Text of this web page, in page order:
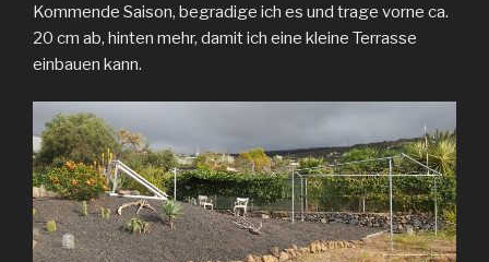
Kommende Saison, begradige ich es und trage vorne ca.
20 cm ab, hinten mehr, damit ich eine kleine Terrasse
einbauen kann.